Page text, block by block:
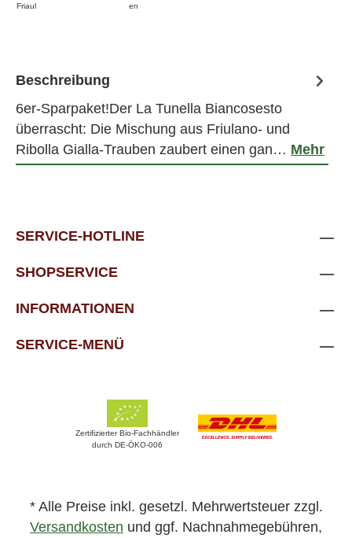
Friaul
en
Beschreibung
6er-Sparpaket!Der La Tunella Biancosesto
überrascht: Die Mischung aus Friulano- und
Ribolla Gialla-Trauben zaubert einen gan… Mehr
SERVICE-HOTLINE
SHOPSERVICE
INFORMATIONEN
SERVICE-MENÜ
Zertifizierter Bio-Fachhändler
durch DE-ÖKO-006
* Alle Preise inkl. gesetzl. Mehrwertsteuer zzgl.
Versandkosten und ggf. Nachnahmegebühren,